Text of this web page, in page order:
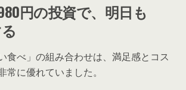
円の投資で、明日も
食べ」の組み合わせは、満足感とコス
常に優れていました。